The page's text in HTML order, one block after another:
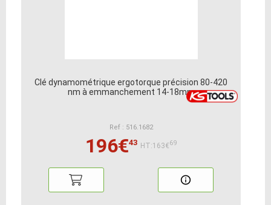
Clé dynamométrique ergotorque précision 80-420
nm à emmanchement 14-18mm
Ref : 516.1682
196€43 HT:163€69